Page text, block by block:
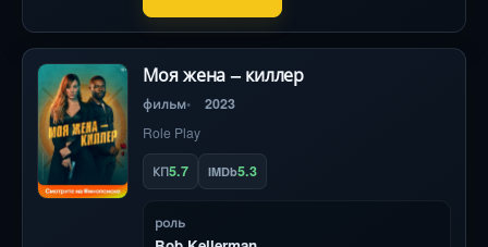
Моя жена – киллер
фильм 2023
Role Play
КП5.7 IMDb5.3
роль